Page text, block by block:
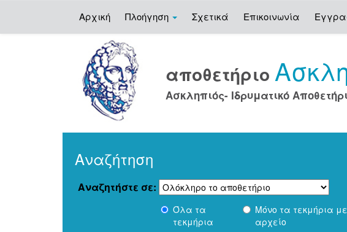
Αρχική Πλοήγηση Σχετικά Επικοινωνία
αποθετήριο
Ασκληπιός- Ιδρυματικό
Αναζήτηση
Αναζητήστε σε:
Όλα τα
τεκμήρια
Μόνο τα τεκμήρια
αρχείο